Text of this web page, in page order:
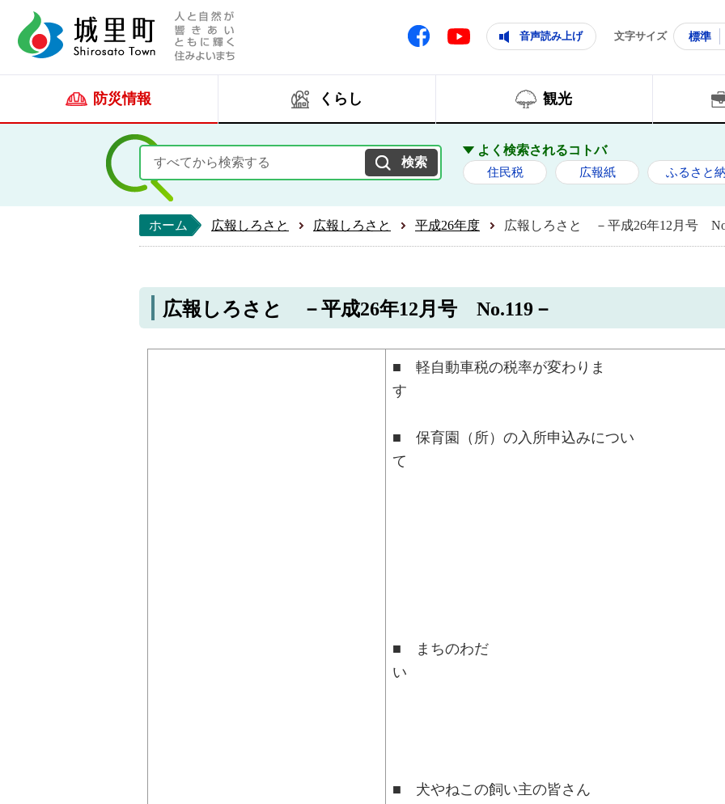
Facebook Youtube 音声読み上げ 文字サイズ 標準
防災情報 くらし 観光
よく検索されるコトバ
住民税 広報紙 ふるさと
ホーム 広報しろさと 広報しろさと 平成26年度 広報しろさと －平成26年12月号
広報しろさと －平成26年12月号 No.119－
■ 軽自動車税の税率が変わりま
■ 保育園（所）の入所申込みについ
■ まちのわだ
■ 犬やねこの飼い主の皆さん